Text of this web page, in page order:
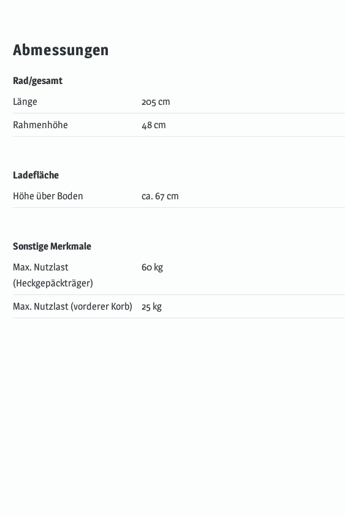
Abmessungen
Rad/gesamt
Länge
205 cm
Rahmenhöhe
48 cm
Ladefläche
Höhe über Boden
ca. 67 cm
Sonstige Merkmale
Max. Nutzlast
(Heckgepäckträger)
60 kg
Max. Nutzlast (vorderer Korb) 25 kg